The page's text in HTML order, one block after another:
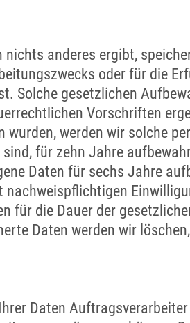
anderes ergibt,
oder für die
Solche gesetzlichen
Vorschriften
werden wir solche
für zehn Jahre
Daten für sechs Jahre
für die Dauer der
Daten werden wir
Daten